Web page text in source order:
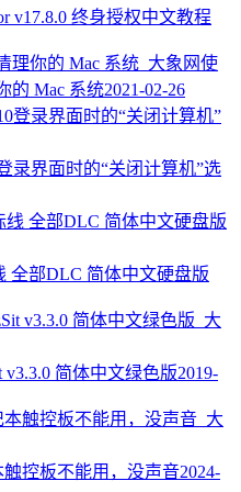
v17.8.0 终身授权中文教程
使
的 Mac 系统2021-02-26
录界面时的“关闭计算机”选
全部DLC 简体中文硬盘版
v3.3.0 简体中文绿色版2019-
控板不能用，没声音2024-